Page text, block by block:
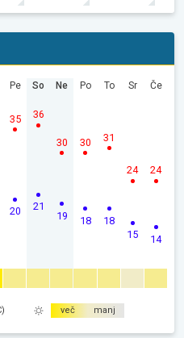
Pe
20
35
So
21
36
Ne
19
30
Po
18
30
To
18
31
Sr
15
24
Če
14
24
več manj